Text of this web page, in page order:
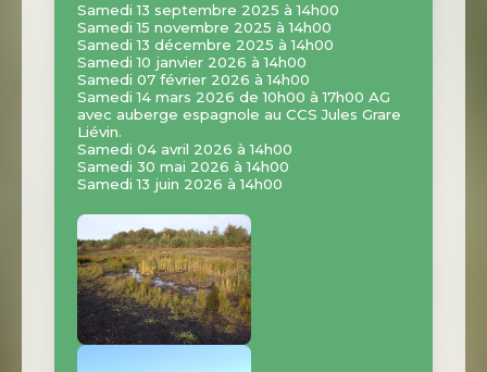
Samedi 13 septembre 2025 à 14h00
Samedi 15 novembre 2025 à 14h00
Samedi 13 décembre 2025 à 14h00
Samedi 10 janvier 2026 à 14h00
Samedi 07 février 2026 à 14h00
Samedi 14 mars 2026 de 10h00 à 17h00 AG
avec auberge espagnole au CCS Jules Grare
Liévin.
Samedi 04 avril 2026 à 14h00
Samedi 30 mai 2026 à 14h00
Samedi 13 juin 2026 à 14h00